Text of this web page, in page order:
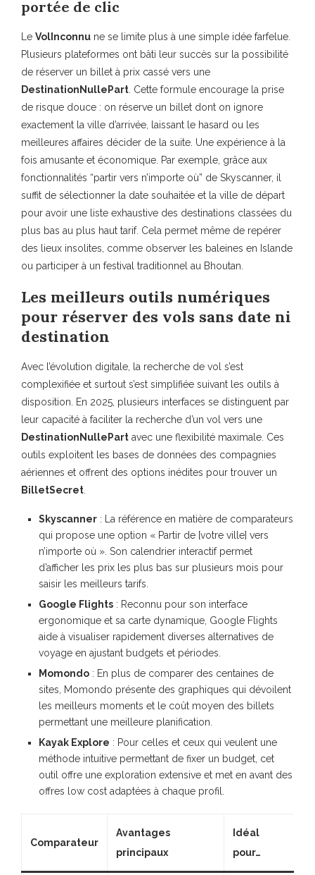
portée de clic
Le VolInconnu ne se limite plus à une simple idée farfelue.
Plusieurs plateformes ont bâti leur succès sur la possibilité
de réserver un billet à prix cassé vers une
DestinationNullePart. Cette formule encourage la prise
de risque douce : on réserve un billet dont on ignore
exactement la ville d’arrivée, laissant le hasard ou les
meilleures affaires décider de la suite. Une expérience à la
fois amusante et économique. Par exemple, grâce aux
fonctionnalités “partir vers n’importe où” de Skyscanner, il
suffit de sélectionner la date souhaitée et la ville de départ
pour avoir une liste exhaustive des destinations classées du
plus bas au plus haut tarif. Cela permet même de repérer
des lieux insolites, comme observer les baleines en Islande
ou participer à un festival traditionnel au Bhoutan.
Les meilleurs outils numériques
pour réserver des vols sans date ni
destination
Avec l’évolution digitale, la recherche de vol s’est
complexifiée et surtout s’est simplifiée suivant les outils à
disposition. En 2025, plusieurs interfaces se distinguent par
leur capacité à faciliter la recherche d’un vol vers une
DestinationNullePart avec une flexibilité maximale. Ces
outils exploitent les bases de données des compagnies
aériennes et offrent des options inédites pour trouver un
BilletSecret.
Skyscanner : La référence en matière de comparateurs
qui propose une option « Partir de [votre ville] vers
n’importe où ». Son calendrier interactif permet
d’afficher les prix les plus bas sur plusieurs mois pour
saisir les meilleurs tarifs.
Google Flights : Reconnu pour son interface
ergonomique et sa carte dynamique, Google Flights
aide à visualiser rapidement diverses alternatives de
voyage en ajustant budgets et périodes.
Momondo : En plus de comparer des centaines de
sites, Momondo présente des graphiques qui dévoilent
les meilleurs moments et le coût moyen des billets
permettant une meilleure planification.
Kayak Explore : Pour celles et ceux qui veulent une
méthode intuitive permettant de fixer un budget, cet
outil offre une exploration extensive et met en avant des
offres low cost adaptées à chaque profil.
Comparateur
Avantages
principaux
Idéal
pour…